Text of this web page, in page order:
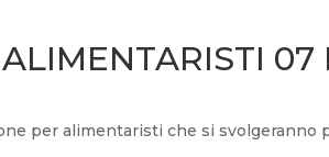
07
per alimentaristi che si svolgeranno